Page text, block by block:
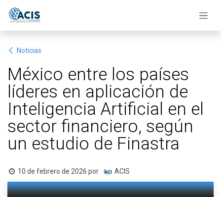
Noticias
México entre los países
líderes en aplicación de
Inteligencia Artificial en el
sector financiero, según
un estudio de Finastra
10 de febrero de 2026 por ACIS